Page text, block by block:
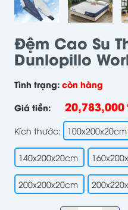
Đệm Cao Su
Dunlopillo
Tình trạng:còn hàng
Giá tiền: 20,783,000
Kích thước: 100x200x20cm
140x200x20cm
200x200x20cm